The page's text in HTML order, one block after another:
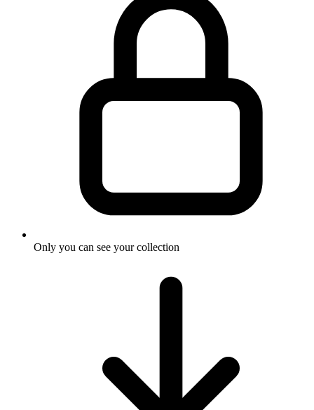
Only you can see your collection